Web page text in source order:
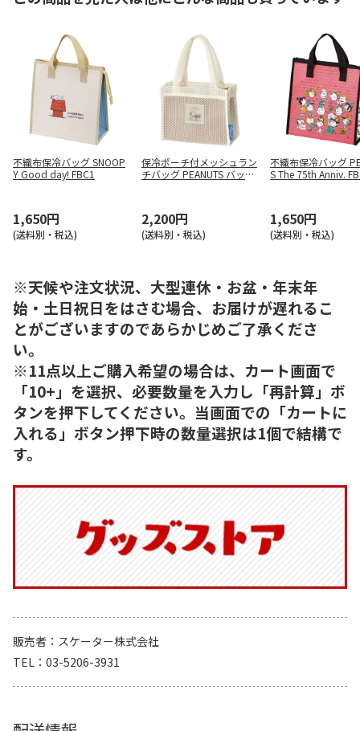
不織布保冷バッグ SNOOP
Y Good day! FBC1
1,650円
(送料別・税込)
保冷ポーチ付メッシュラン
チバッグ PEANUTS バッジ
2,200円
(送料別・税込)
不織布保冷バッグ
S The 75th Anniv.
1,650円
(送料別・税込)
※天候や注文状況、大型連休・お盆・年末年
始・土日祝日をはさむ場合、お届けが遅れるこ
とがございますのであらかじめご了承くださ
い。
※11点以上ご購入希望の場合は、カート画面で
「10+」を選択、必要数量を入力し「再計算」ボ
タンを押下してください。当画面での「カートに
入れる」ボタン押下時の数量選択は1個で結構で
す。
販売者
スケーター株式会社
TEL
03-5206-3931